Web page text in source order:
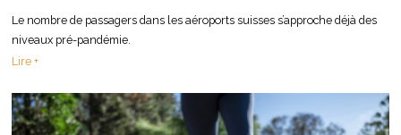
Le nombre de passagers dans les aéroports suisses s’approche déjà des
niveaux pré-pandémie.
Lire +